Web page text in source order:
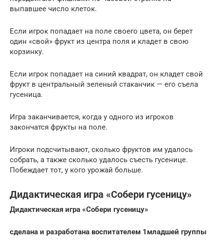
выпавшее число клеток.
Если игрок попадает на поле своего цвета, он берет
один «свой» фрукт из центра поля и кладет в свою
корзинку.
Если игрок попадает на синий квадрат, он кладет свой
фрукт в центральный зеленый стаканчик — его съела
гусеница.
Игра заканчивается, когда у одного из игроков
закончатся фрукты на поле.
Игроки подсчитывают, сколько фруктов им удалось
собрать, а также сколько удалось съесть гусенице.
Побеждает тот, у кого урожай больше.
Дидактическая игра «Собери гусеницу»
Дидактическая игра «Собери гусеницу»
сделана и разработана воспитателем 1младшей группы